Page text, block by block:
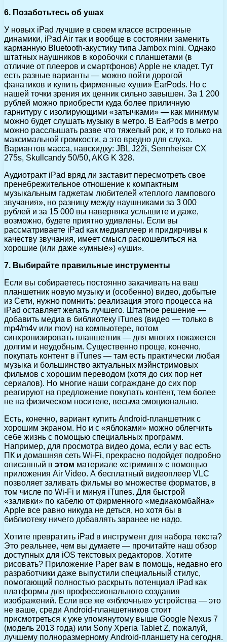
6. Позаботьтесь об ушах
У новых iPad лучшие в своем классе встроенные
динамики, iPad Air так и вообще в состоянии заменить
карманную Bluetooth-акустику типа Jambox mini. Однако
штатных наушников в коробочки с планшетами (в
отличие от плееров и смартфонов) Apple не кладет. Тут
есть разные варианты — можно пойти дорогой
фанатиков и купить фирменные «уши» EarPods. Но с
нашей точки зрения их ценник сильно завышен. За 1 200
рублей можно приобрести куда более приличную
гарнитуру с изолирующими «затычками» — как минимум
можно будет слушать музыку в метро. В EarPods в метро
можно расслышать разве что тяжелый рок, и то только на
максимальной громкости, а это вредно для слуха.
Вариантов масса, навскидку: JBL J22i, Sennheiser CX
275s, Skullcandy 50/50, AKG K 328.
Аудиотракт iPad вряд ли заставит пересмотреть свое
пренебрежительное отношение к компактным
музыкальным гаджетам любителей «теплого лампового
звучания», но разницу между наушниками за 3 000
рублей и за 15 000 вы наверняка услышите и даже,
возможно, будете приятно удивлены. Если вы
рассматриваете iPad как медиаплеер и придирчивы к
качеству звучания, имеет смысл раскошелиться на
хорошие (или даже «умные») «уши».
7. Выбирайте правильные инструменты
Если вы собираетесь постоянно закачивать на ваш
планшетник новую музыку и (особенно) видео, добытые
из Сети, нужно помнить: реализация этого процесса на
iPad оставляет желать лучшего. Штатное решение —
добавить медиа в библиотеку iTunes (видео — только в
mp4/m4v или mov) на компьютере, потом
синхронизировать планшетник — для многих покажется
долгим и неудобным. Существенно проще, конечно,
покупать контент в iTunes — там есть практически любая
музыка и большинство актуальных мэйнстримовых
фильмов с хорошим переводом (хотя до сих пор нет
сериалов). Но многие наши сограждане до сих пор
реагируют на предложение покупать контент, тем более
не на физическом носителе, весьма эмоционально.
Есть, конечно, вариант купить Android-планшетник с
хорошим экраном. Но и с «яблоками» можно облегчить
себе жизнь с помощью специальных программ.
Например, для просмотра видео дома, если у вас есть
ПК и домашняя сеть Wi-Fi, прекрасно подойдет подробно
описанный в этом материале «стриминг» с помощью
приложения Air Video. А бесплатный видеоплеер VLC
позволяет заливать фильмы во множестве форматов, в
том числе по Wi-Fi и минуя iTunes. Для быстрой
«заливки» по кабелю от фирменного «медиакомбайна»
Apple все равно никуда не деться, но хотя бы в
библиотеку ничего добавлять заранее не надо.
Хотите превратить iPad в инструмент для набора текста?
Это реальнее, чем вы думаете — прочитайте наш обзор
доступных для iOS текстовых редакторов. Хотите
рисовать? Приложение Paper вам в помощь, недавно его
разработчики даже выпустили специальный стилус,
помогающий полностью раскрыть потенциал iPad как
платформы для профессионального создания
изображений. Если все же «яблочные» устройства — это
не ваше, среди Android-планшетников стоит
присмотреться к уже упомянутому выше Google Nexus 7
(модель 2013 года) или Sony Xperia Tablet Z, пожалуй,
лучшему полноразмерному Android-планшету на сегодня.